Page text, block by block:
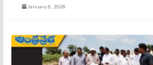
January 6, 2026